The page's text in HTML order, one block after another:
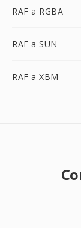
RAF a RGBA
RAF a SUN
RAF a XBM